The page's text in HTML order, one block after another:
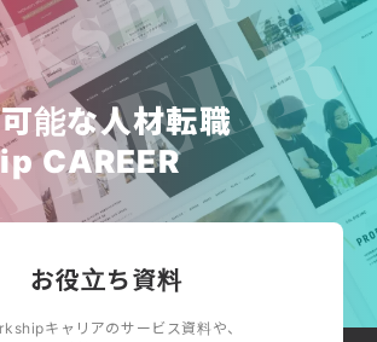
能な人材転職
CAREER
お役立ち資料
キャリアのサービス資料や、